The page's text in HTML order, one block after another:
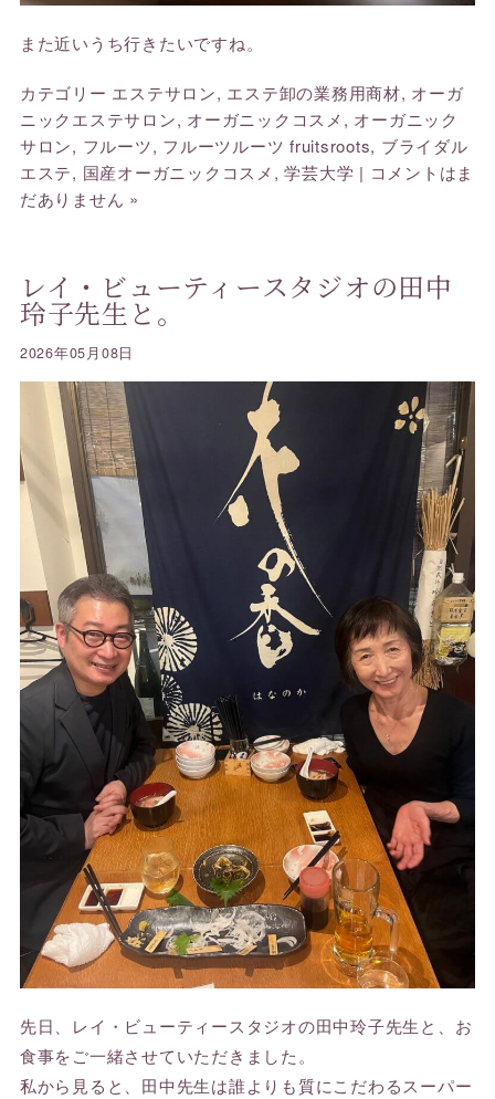
また近いうち行きたいですね。
カテゴリー エステサロン, エステ卸の業務用商材, オーガ
ニックエステサロン, オーガニックコスメ , オーガニック
サロン, フルーツ, フルーツルーツ fruitsroots, ブライダル
エステ, 国産オーガニックコスメ ,学芸大学 | コメントはま
だありません »
レイ・ビューティースタジオの田中
玲子先生と。
2026年05月08日
先日、レイ・ビューティースタジオの田中玲子先生と、お
食事をご一緒させていただきました。
私から見ると、田中先生は誰よりも質にこだわるスーパー